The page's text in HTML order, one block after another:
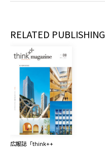
RELATED PUBLISHING
広報誌「think++